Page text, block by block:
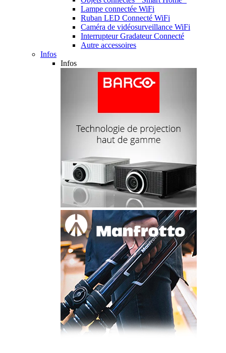
Lampe connectée WiFi
Ruban LED Connecté WiFi
Caméra de vidéosurveillance WiFi
Interrupteur Gradateur Connecté
Autre accessoires
Infos
Infos